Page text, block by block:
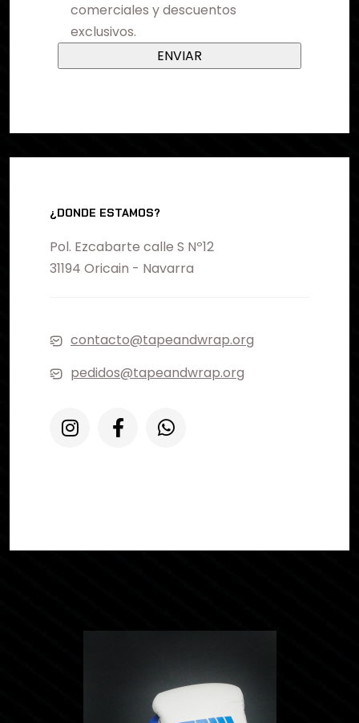
comerciales y descuentos
exclusivos.
¿DONDE ESTAMOS?
Pol. Ezcabarte calle S Nº12
31194 Oricain - Navarra
contacto@tapeandwrap.org
pedidos@tapeandwrap.org